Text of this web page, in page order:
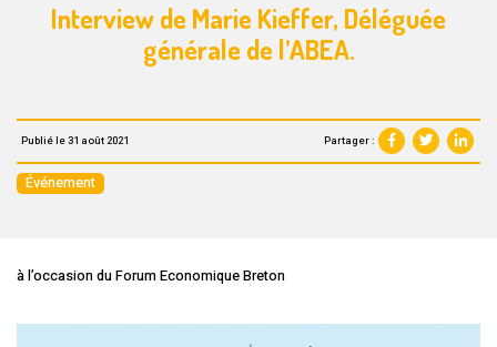
Interview de Marie Kieffer, Déléguée
générale de l’ABEA.
Publié le 31 août 2021 Partager :
Événement
à l’occasion du Forum Economique Breton